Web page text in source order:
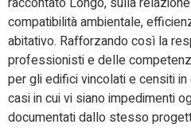
compatibilità ambientale,
abitativo. Rafforzando così la
professionisti e delle
per gli edifici vincolati e censiti
casi in cui vi siano impedimenti
documentati dallo stesso